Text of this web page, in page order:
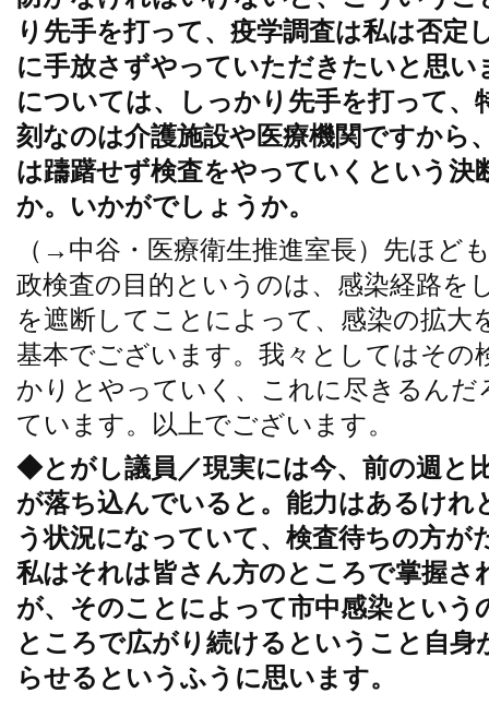
り先手を打って、疫学調査は私は否定
に手放さずやっていただきたいと思い
については、しっかり先手を打って、
刻なのは介護施設や医療機関ですから
は躊躇せず検査をやっていくという決
か。いかがでしょうか。
（→中谷・医療衛生推進室長）先ほど
政検査の目的というのは、感染経路を
を遮断してことによって、感染の拡大
基本でございます。我々としてはその
かりとやっていく、これに尽きるん
ています。以上でございます。
◆とがし議員／現実には今、前の週と
が落ち込んでいると。能力はあるけれ
う状況になっていて、検査待ちの方
私はそれは皆さん方のところで掌握
が、そのことによって市中感染という
ところで広がり続けるということ自
らせるというふうに思います。